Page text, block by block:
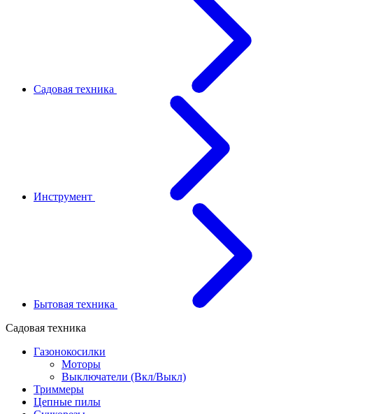
Садовая техника
Инструмент
Бытовая техника
Садовая техника
Газонокосилки
Моторы
Выключатели (Вкл/Выкл)
Триммеры
Цепные пилы